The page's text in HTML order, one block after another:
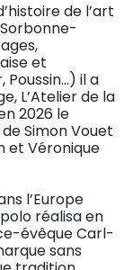
de l’art
et
Poussin…) il a
L’Atelier de la
2026 le
Simon Vouet
et Véronique
l’Europe
réalisa en
évêque Carl-
sans